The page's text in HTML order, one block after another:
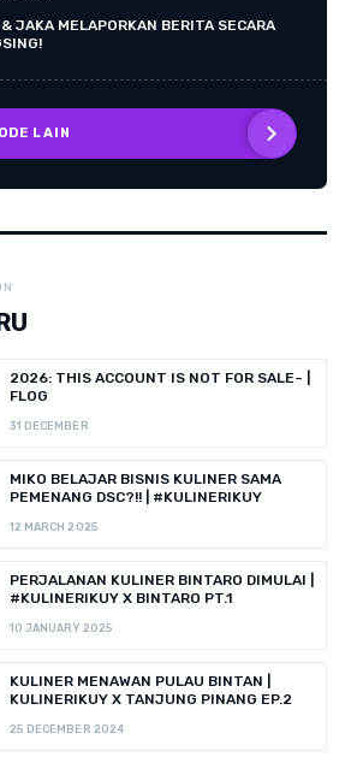
JAKA MELAPORKAN BERITA SECARA
LAIN
2026: THIS ACCOUNT IS NOT FOR SALE~ |
FLOG
31 DECEMBER
MIKO BELAJAR BISNIS KULINER SAMA
PEMENANG DSC?!! | #KULINERIKUY
12 MARCH 2025
PERJALANAN KULINER BINTARO DIMULAI |
#KULINERIKUY X BINTARO PT.1
10 JANUARY 2025
KULINER MENAWAN PULAU BINTAN |
KULINERIKUY X TANJUNG PINANG EP.2
25 DECEMBER 2024